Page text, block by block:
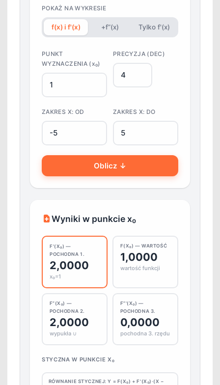
POKAŻ NA WYKRESIE
f(x) i f'(x) +f”(x) Tylko f'(x)
PUNKT
WYZNACZENIA (x₀)
PRECYZJA (DEC)
ZAKRES X: OD ZAKRES X: DO
Oblicz ↓
Wyniki w punkcie x₀
F'(X₀) —
POCHODNA 1.
2,0000
x₀=1
F(X₀) — WARTOŚĆ
1,0000
wartość funkcji
F”(X₀) —
POCHODNA 2.
2,0000
wypukła ∪
F”'(X₀) —
POCHODNA 3.
0,0000
pochodna 3. rzędu
STYCZNA W PUNKCIE X₀
RÓWNANIE STYCZNEJ: Y = F(X₀) + F'(X₀)·(X −